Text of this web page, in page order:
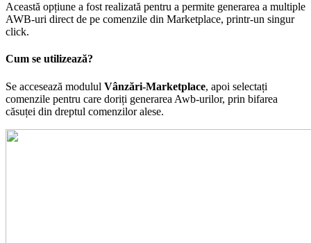
Această opțiune a fost realizată pentru a permite generarea a multiple
AWB-uri direct de pe comenzile din Marketplace, printr-un singur
click.
Cum se utilizează?
Se accesează modulul Vânzări-Marketplace, apoi selectați
comenzile pentru care doriți generarea Awb-urilor, prin bifarea
căsuței din dreptul comenzilor alese.